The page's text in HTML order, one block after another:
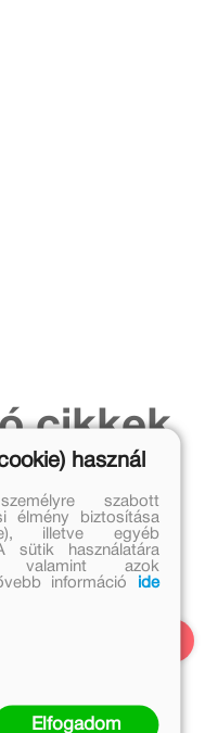
cikkek
használ
szabott
élmény biztosítása
illetve egyéb
sütik használatára
valamint azok
információ
ide
Elfogadom